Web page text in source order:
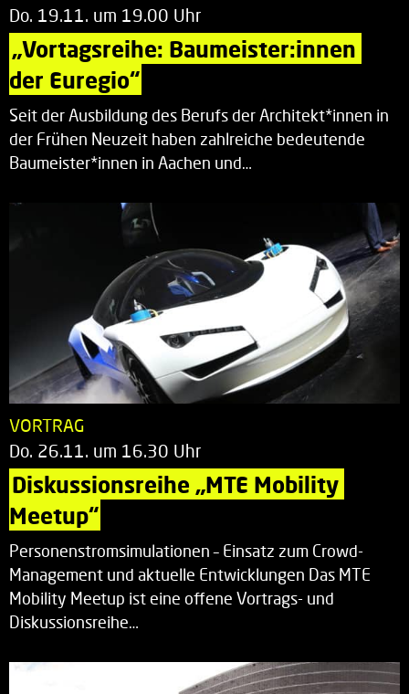
Do. 19.11. um 19.00 Uhr
„Vortagsreihe: Baumeister:innen
der Euregio“
Seit der Ausbildung des Berufs der Architekt*innen in
der Frühen Neuzeit haben zahlreiche bedeutende
Baumeister*innen in Aachen und…
VORTRAG
Do. 26.11. um 16.30 Uhr
Diskussionsreihe „MTE Mobility
Meetup“
Personenstromsimulationen – Einsatz zum Crowd-
Management und aktuelle Entwicklungen Das MTE
Mobility Meetup ist eine offene Vortrags- und
Diskussionsreihe…